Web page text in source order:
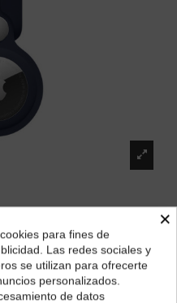
tu pedido?
mostrarte los precios e
para tu región.
×
para fines de
Las redes sociales y
se utilizan para ofrecerte
personalizados.
de datos